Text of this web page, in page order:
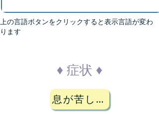
上の言語ボタンをクリックすると表示言語が変わ
ります
♦ 症状 ♦
息が苦しいときは